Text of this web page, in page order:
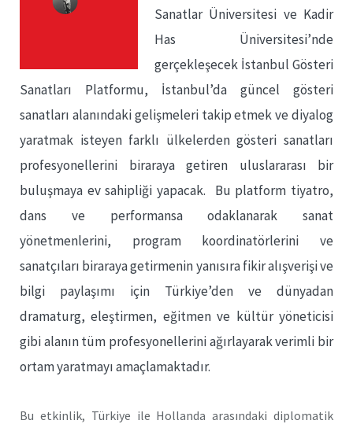
Sanatlar Üniversitesi ve Kadir
Has Üniversitesi’nde
gerçekleşecek İstanbul Gösteri
Sanatları Platformu, İstanbul’da güncel gösteri
sanatları alanındaki gelişmeleri takip etmek ve diyalog
yaratmak isteyen farklı ülkelerden gösteri sanatları
profesyonellerini biraraya getiren uluslararası bir
buluşmaya ev sahipliği yapacak. Bu platform tiyatro,
dans ve performansa odaklanarak sanat
yönetmenlerini, program koordinatörlerini ve
sanatçıları biraraya getirmenin yanısıra fikir alışverişi ve
bilgi paylaşımı için Türkiye’den ve dünyadan
dramaturg, eleştirmen, eğitmen ve kültür yöneticisi
gibi alanın tüm profesyonellerini ağırlayarak verimli bir
ortam yaratmayı amaçlamaktadır.
Bu etkinlik, Türkiye ile Hollanda arasındaki diplomatik